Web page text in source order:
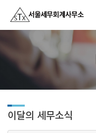
이달의 세무소식